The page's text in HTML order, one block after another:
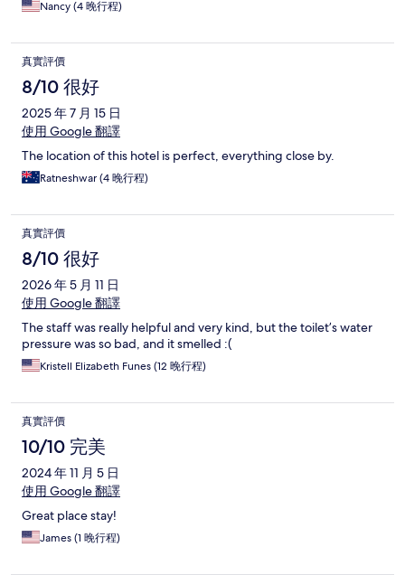
Nancy (4 晚行程)
真實評價
8/10 很好
2025 年 7 月 15 日
使用 Google 翻譯
The location of this hotel is perfect, everything close by.
Ratneshwar (4 晚行程)
真實評價
8/10 很好
2026 年 5 月 11 日
使用 Google 翻譯
The staff was really helpful and very kind, but the toilet’s water
pressure was so bad, and it smelled :(
Kristell Elizabeth Funes (12 晚行程)
真實評價
10/10 完美
2024 年 11 月 5 日
使用 Google 翻譯
Great place stay!
James (1 晚行程)